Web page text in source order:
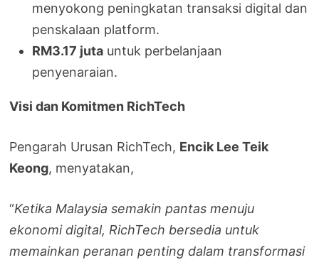
menyokong peningkatan transaksi digital dan
penskalaan platform.
RM3.17 juta untuk perbelanjaan
penyenaraian.
Visi dan Komitmen RichTech
Pengarah Urusan RichTech, Encik Lee Teik
Keong, menyatakan,
“Ketika Malaysia semakin pantas menuju
ekonomi digital, RichTech bersedia untuk
memainkan peranan penting dalam transformasi